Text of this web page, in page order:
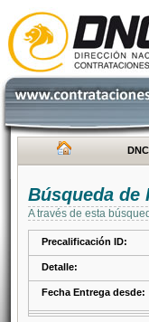
Búsqueda de
A través de esta
Precalificación ID:
Detalle:
Fecha Entrega desde: